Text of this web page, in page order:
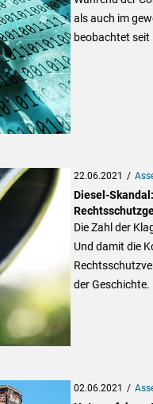
als auch im
beobachtet seit
22.06.2021
Diesel-
Die Zahl der
Und damit die
der Geschichte.
02.06.2021